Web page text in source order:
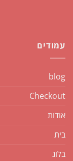
עמודים
blog
Checkout
אודות
בית
בלוג